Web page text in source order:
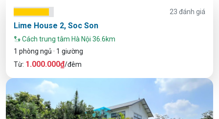
23 đánh giá
Lime House 2, Soc Son
Cách trung tâm Hà Nội 36.6km
1 phòng ngủ · 1 giường
Từ: 1.000.000₫/đêm